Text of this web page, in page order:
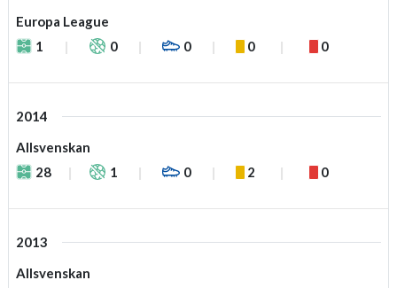
Europa League
1
0 0 0 0
2014
Allsvenskan
28
1 0 2 0
2013
Allsvenskan